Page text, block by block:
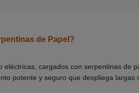
de Papel?
cargados con serpentinas de
potente y seguro que despliega largas